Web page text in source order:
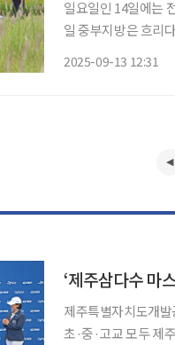
일요일인 14일에는 전국 대
일 중부지방은 흐리
2025-09-13 12:31
제주특별자치도개
초·중·고교 모두 제